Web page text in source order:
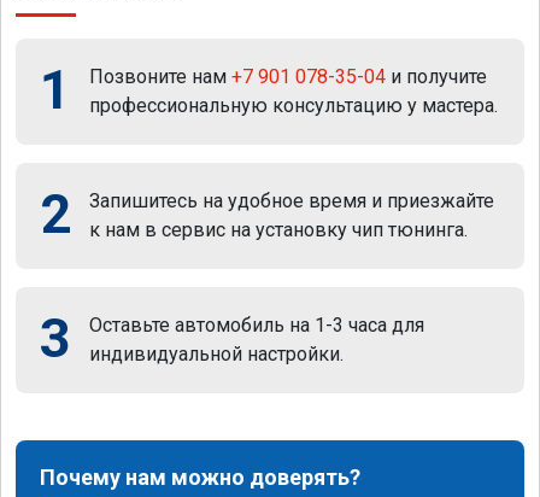
1 Позвоните нам +7 901 078-35-04 и получите
профессиональную консультацию у мастера.
2
Запишитесь на удобное время и приезжайте
к нам в сервис на установку чип тюнинга.
3
Оставьте автомобиль на 1-3 часа для
индивидуальной настройки.
Почему нам можно доверять?